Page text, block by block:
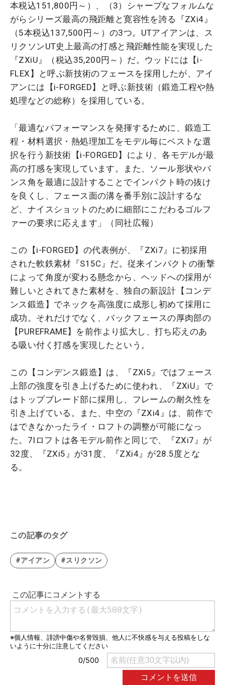
本税込151,800円～）、（3）シャープなフォルムな
がらシリーズ最高の飛距離と寛容性を誇る『ZXi4』
（5本税込137,500円～）の3つ。UTアイアンは、ス
リクソンUT史上最高の打感と飛距離性能を実現した
『ZXiU』（税込35,200円～）だ。ウッドには【i-
FLEX】と呼ぶ新技術のフェースを採用したが、アイ
アンには【i-FORGED】と呼ぶ新技術（鍛造工程や熱
処理などの総称）を採用している。
「最適なパフォーマンスを発揮するために、鍛造工
程・材料選択・熱処理加工をモデル毎にベストな選
択を行う新技術【i-FORGED】により、各モデルが最
高の打感を実現しています。また、ソール形状やバ
ンス角を最適に設計することでインパクト時の抜け
を良くし、フェース面の溝を番手別に設計するな
ど、ナイスショットのために細部にこだわるゴルフ
ァーの要求に応えます」（同社広報）
この【i-FORGED】の代表例が、『ZXi7』に初採用
された軟鉄素材『S15C』だ。従来インパクトの衝撃
によって角度が変わる懸念から、ヘッドへの採用が
難しいとされてきた素材を、独自の新設計【コンデ
ンス鍛造】でネックを高強度に成形し初めて採用に
成功。それだけでなく、バックフェースの厚肉部の
【PUREFRAME】を前作より拡大し、打ち応えのあ
る吸い付く打感を実現したという。
この【コンデンス鍛造】は、『ZXi5』ではフェース
上部の強度を引き上げるために使われ、『ZXiU』で
はトップブレード部に採用し、フレームの耐久性を
引き上げている。また、中空の『ZXi4』は、前作で
はできなかったライ・ロフトの調整が可能になっ
た。7Iロフトは各モデル前作と同じで、『ZXi7』が
32度、『ZXi5』が31度、『ZXi4』が28.5度とな
る。
この記事のタグ
#アイアン #スリクソン